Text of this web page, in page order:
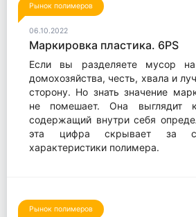
Рынок полимеров
06.10.2022
Маркировка пластика. 6PS
Если вы разделяете мусор
домохозяйства, честь, хвала и
сторону. Но знать значение
не помешает. Она выглядит
содержащий внутри себя
эта цифра скрывает за
характеристики полимера.
Рынок полимеров